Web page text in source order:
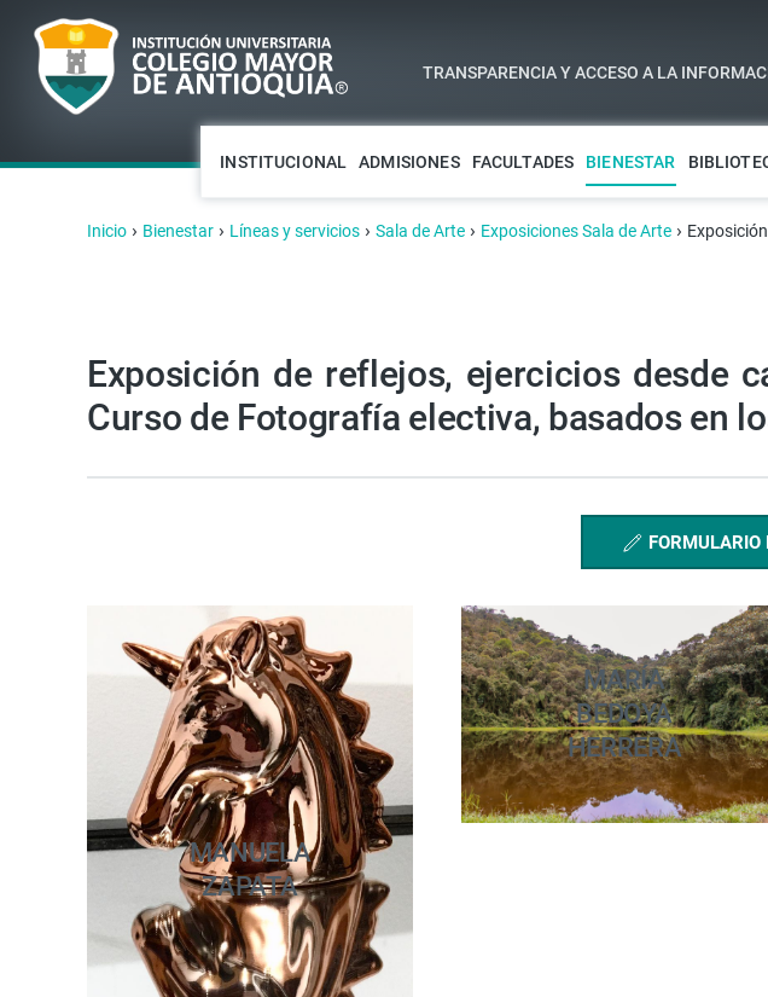
TRANSPARENCIA Y ACCESO A LA
INSTITUCIONAL ADMISIONES FACULTADES BIENESTAR
Inicio › Bienestar › Líneas y servicios › Sala de Arte › Exposiciones Sala de Arte ›
Exposición de reflejos, ejercicios desde
Curso de Fotografía electiva, basados en
FORMULARIO
MANUELA
ZAPATA
MARÍA
BEDOYA
HERRERA